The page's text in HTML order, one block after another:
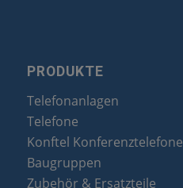
PRODUKTE
Telefonanlagen
Telefone
Konftel Konferenztelefone
Baugruppen
Zubehör & Ersatzteile